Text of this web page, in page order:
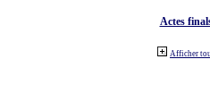
Actes
Afficher